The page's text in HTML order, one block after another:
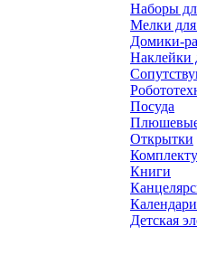
Наборы
Мелки
Домики-
Наклейки
Посуда
Открытки
Книги
Календари
Детская